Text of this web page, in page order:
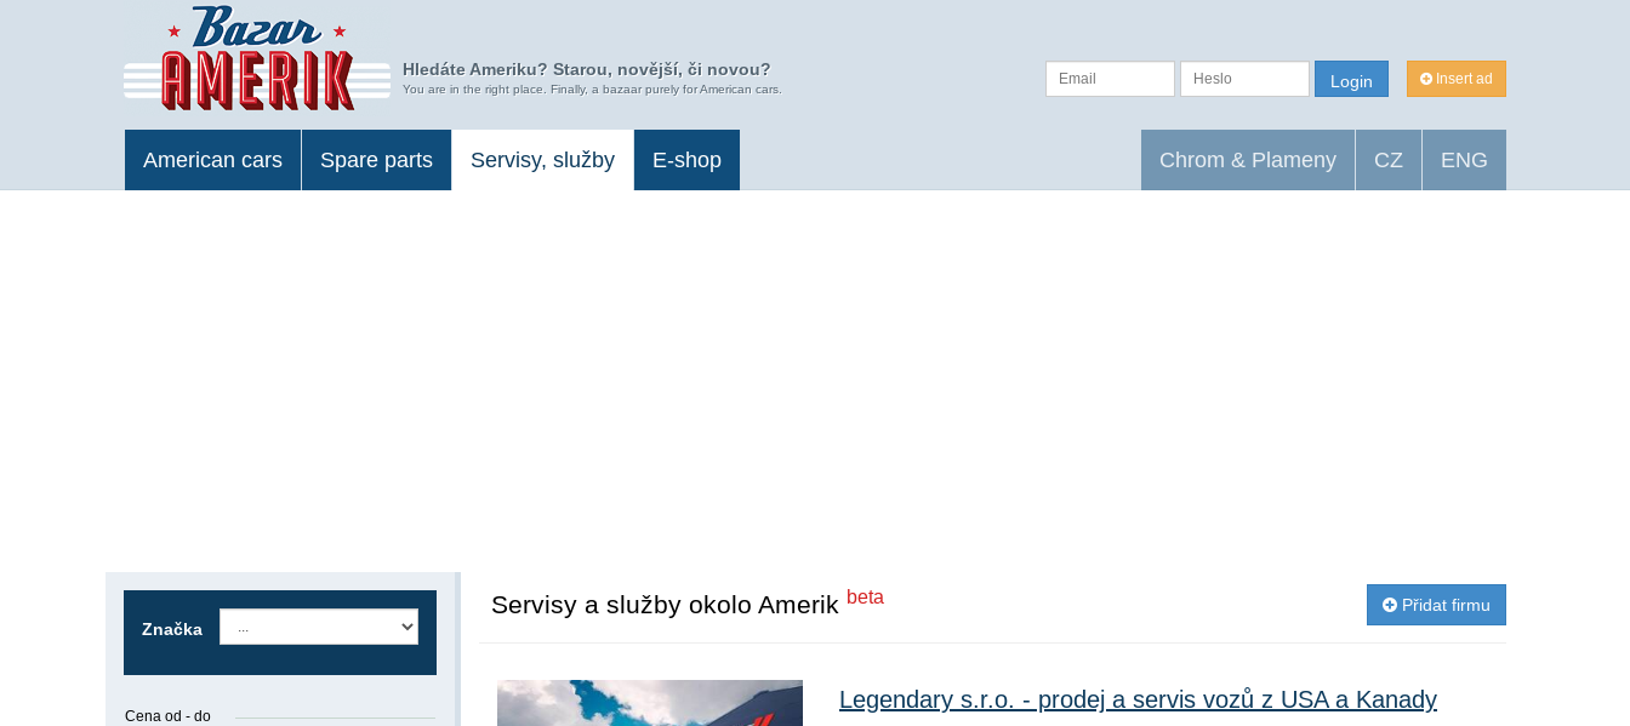
Hledáte Ameriku? Starou, novější, či novou?
You are in the right place. Finally, a bazaar purely for American cars.
Insert ad
Login
American cars Spare parts Servisy, služby E-shop Chrom & Plameny CZ ENG
Přidat firmu
Servisy a služby okolo Amerik beta
Legendary s.r.o. - prodej a servis vozů z USA a Kanady
Značka
Cena od - do